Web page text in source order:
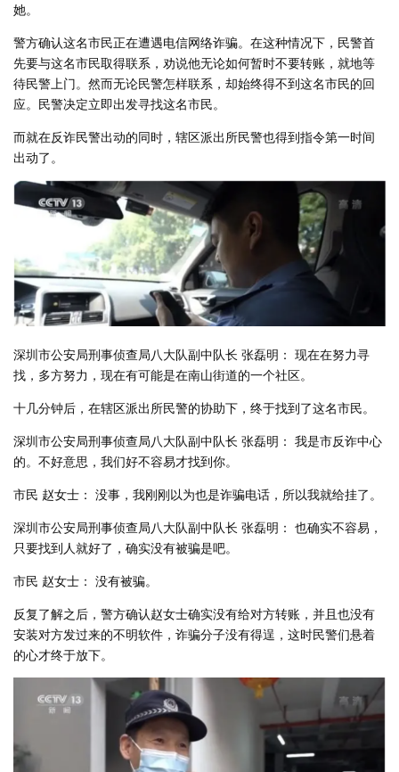
她。
警方确认这名市民正在遭遇电信网络诈骗。在这种情况下，民警首
先要与这名市民取得联系，劝说他无论如何暂时不要转账，就地等
待民警上门。然而无论民警怎样联系，却始终得不到这名市民的回
应。民警决定立即出发寻找这名市民。
而就在反诈民警出动的同时，辖区派出所民警也得到指令第一时间
出动了。
深圳市公安局刑事侦查局八大队副中队长 张磊明： 现在在努力寻
找，多方努力，现在有可能是在南山街道的一个社区。
十几分钟后，在辖区派出所民警的协助下，终于找到了这名市民。
深圳市公安局刑事侦查局八大队副中队长 张磊明： 我是市反诈中心
的。不好意思，我们好不容易才找到你。
市民 赵女士： 没事，我刚刚以为也是诈骗电话，所以我就给挂了。
深圳市公安局刑事侦查局八大队副中队长 张磊明： 也确实不容易，
只要找到人就好了，确实没有被骗是吧。
市民 赵女士： 没有被骗。
反复了解之后，警方确认赵女士确实没有给对方转账，并且也没有
安装对方发过来的不明软件，诈骗分子没有得逞，这时民警们悬着
的心才终于放下。